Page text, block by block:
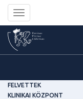
Toggle
navigation
FELVETTEK
KLINIKAI KÖZPONT